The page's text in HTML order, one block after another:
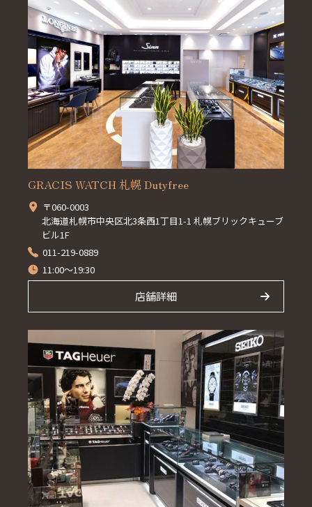
GRACIS WATCH 札幌 Dutyfree
〒060-0003
北海道札幌市中央区北3条西1丁目1-1 札幌ブリックキューブ
ビル1F
011-219-0889
11:00～19:30
店舗詳細